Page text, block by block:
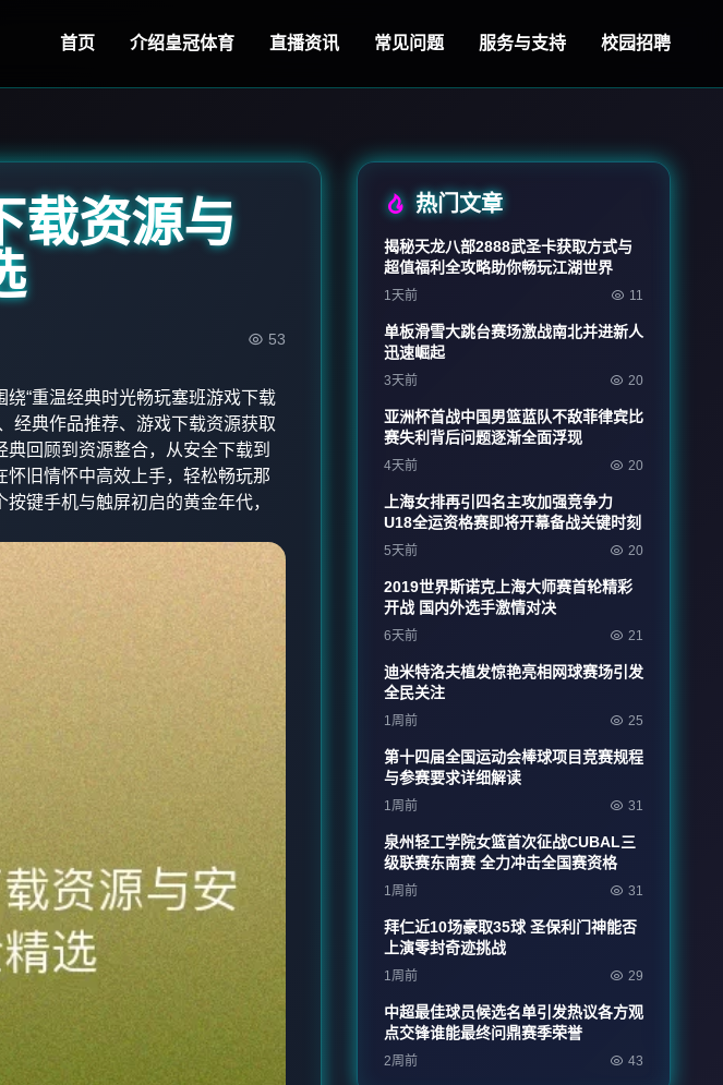
首页 介绍皇冠体育 直播资讯 常见问题 服务与支持 校园招聘
载资源与
53
“重温经典时光畅玩塞班游戏下载
经典作品推荐、游戏下载资源获取
回顾到资源整合，从安全下载到
旧情怀中高效上手，轻松畅玩那
键手机与触屏初启的黄金年代，
热门文章
揭秘天龙八部2888武圣卡获取方式与
超值福利全攻略助你畅玩江湖世界
1天前 11
单板滑雪大跳台赛场激战南北并进新人
迅速崛起
3天前 20
亚洲杯首战中国男篮蓝队不敌菲律宾比
赛失利背后问题逐渐全面浮现
4天前 20
上海女排再引四名主攻加强竞争力
U18全运资格赛即将开幕备战关键时刻
5天前 20
2019世界斯诺克上海大师赛首轮精彩
开战 国内外选手激情对决
6天前 21
迪米特洛夫植发惊艳亮相网球赛场引发
全民关注
1周前 25
第十四届全国运动会棒球项目竞赛规程
与参赛要求详细解读
1周前 31
泉州轻工学院女篮首次征战CUBAL三
级联赛东南赛 全力冲击全国赛资格
1周前 31
拜仁近10场豪取35球 圣保利门神能否
上演零封奇迹挑战
1周前 29
中超最佳球员候选名单引发热议各方观
点交锋谁能最终问鼎赛季荣誉
2周前 43